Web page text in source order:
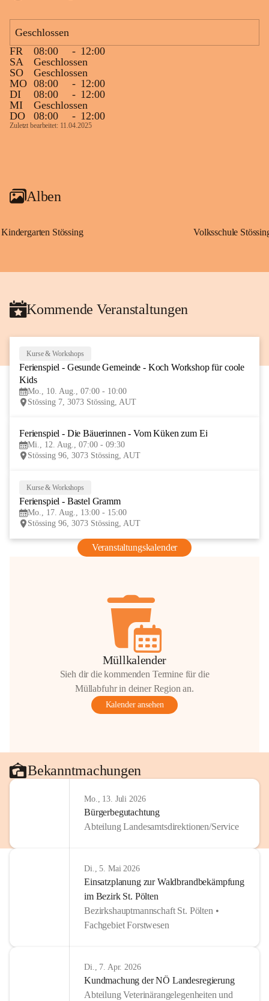
Geschlossen
FR
08:00 - 12:00
SA
Geschlossen
SO
Geschlossen
MO 08:00 - 12:00
DI
08:00 - 12:00
MI
Geschlossen
DO
08:00 - 12:00
Zuletzt bearbeitet: 11.04.2025
Alben
Kindergarten Stössing Volksschule
Kommende Veranstaltungen
AUG
Kurse & Workshops
Ferienspiel - Gesunde Gemeinde - Koch Workshop für coole
Kids
Mo., 10. Aug., 07:00 - 10:00
Stössing 7, 3073 Stössing, AUT
Ferienspiel - Die Bäuerinnen - Vom Küken zum Ei
Mi., 12. Aug., 07:00 - 09:30
Stössing 96, 3073 Stössing, AUT
Kurse & Workshops
Ferienspiel - Bastel Gramm
Mo., 17. Aug., 13:00 - 15:00
Stössing 96, 3073 Stössing, AUT
Veranstaltungskalender
Müllkalender
Sieh dir die kommenden Termine für die
Müllabfuhr in deiner Region an.
Kalender ansehen
Bekanntmachungen
Mo., 13. Juli 2026
Bürgerbegutachtung
Abteilung Landesamtsdirektionen/Service
Di., 5. Mai 2026
Einsatzplanung zur Waldbrandbekämpfung
im Bezirk St. Pölten
Bezirkshauptmannschaft St. Pölten •
Fachgebiet Forstwesen
Di., 7. Apr. 2026
Kundmachung der NÖ Landesregierung
Abteilung Veterinärangelegenheiten und